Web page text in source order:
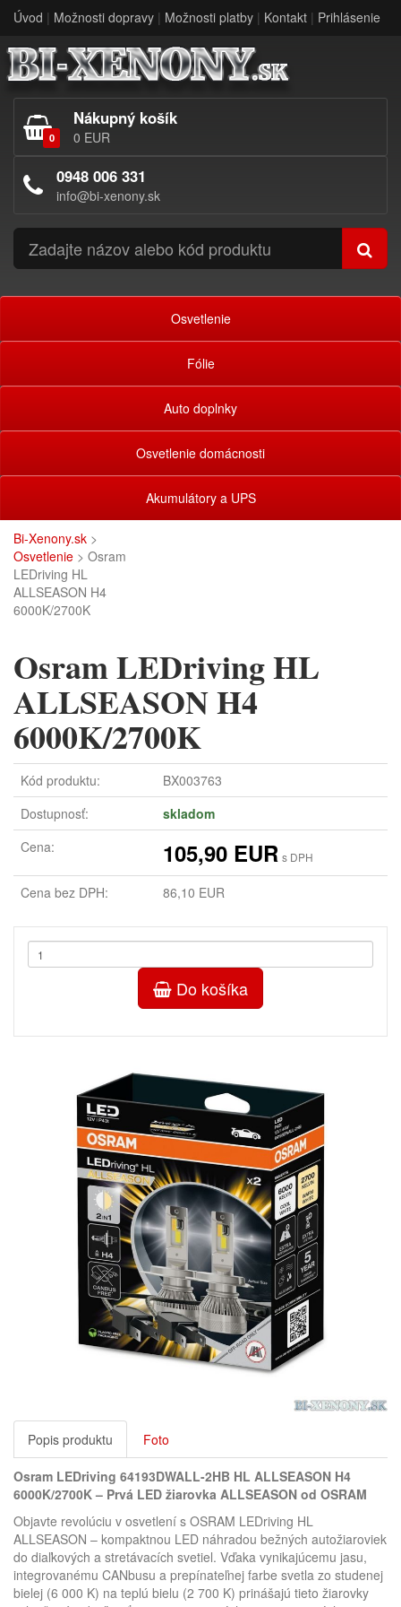
Úvod | Možnosti dopravy | Možnosti platby | Kontakt | Prihlásenie
0
Nákupný košík
0 EUR
0948 006 331
info@bi-xenony.sk
Osvetlenie
Fólie
Auto doplnky
Osvetlenie domácnosti
Akumulátory a UPS
Bi-Xenony.sk >
Osvetlenie > Osram
LEDriving HL
ALLSEASON H4
6000K/2700K
Osram LEDriving HL
ALLSEASON H4
6000K/2700K
Kód produktu:
BX003763
Dostupnosť:
skladom
Cena:
105,90 EUR s DPH
Cena bez DPH: 86,10 EUR
Do košíka
Popis produktu Foto
Osram LEDriving 64193DWALL-2HB HL ALLSEASON H4
6000K/2700K – Prvá LED žiarovka ALLSEASON od OSRAM
Objavte revolúciu v osvetlení s OSRAM LEDriving HL
ALLSEASON – kompaktnou LED náhradou bežných autožiaroviek
do diaľkových a stretávacích svetiel. Vďaka vynikajúcemu jasu,
integrovanému CANbusu a prepínateľnej farbe svetla zo studenej
bielej (6 000 K) na teplú bielu (2 700 K) prinášajú tieto žiarovky